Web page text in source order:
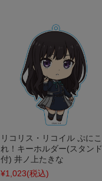
リコリス・リコイル ぷにこ
れ！キーホルダー(スタンド
付) 井ノ上たきな
¥1,023(税込)